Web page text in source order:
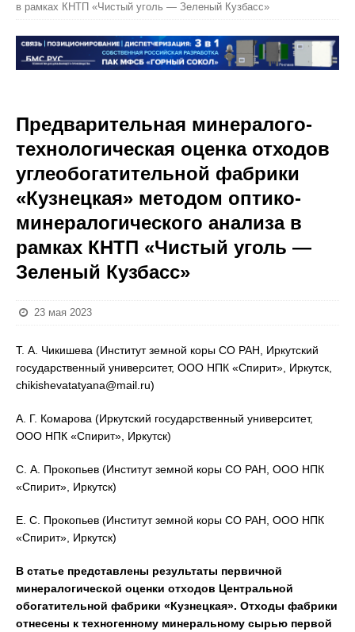
в рамках КНТП «Чистый уголь — Зеленый Кузбасс»
Предварительная минералого-
технологическая оценка отходов
углеобогатительной фабрики
«Кузнецкая» методом оптико-
минералогического анализа в
рамках КНТП «Чистый уголь —
Зеленый Кузбасс»
23 мая 2023
Т. А. Чикишева (Институт земной коры СО РАН, Иркутский
государственный университет, ООО НПК «Спирит», Иркутск,
chikishevatatyana@mail.ru)
А. Г. Комарова (Иркутский государственный университет,
ООО НПК «Спирит», Иркутск)
С. А. Прокопьев (Институт земной коры СО РАН, ООО НПК
«Спирит», Иркутск)
Е. С. Прокопьев (Институт земной коры СО РАН, ООО НПК
«Спирит», Иркутск)
В статье представлены результаты первичной
минералогической оценки отходов Центральной
обогатительной фабрики «Кузнецкая». Отходы фабрики
отнесены к техногенному минеральному сырью первой